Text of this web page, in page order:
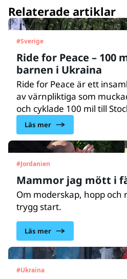
Relaterade artiklar
#Sverige
Ride for Peace – 100
barnen i Ukraina
Ride for Peace är ett
av värnpliktiga som
och cyklade 100 mil till
Ukraina. Målet är att
och insamlingen går till
av det fortsatta kriget i
fysisk uthållighet,
kommunikation för att
situation i krig.
Läs mer
#Jordanien
Mammor jag
Om moderskap, hopp och
trygg start.
Läs mer
#Ukraina